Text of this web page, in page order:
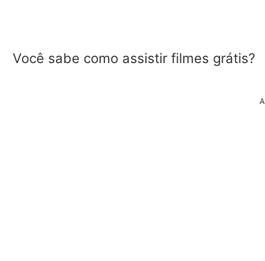
Você sabe como assistir filmes grátis?